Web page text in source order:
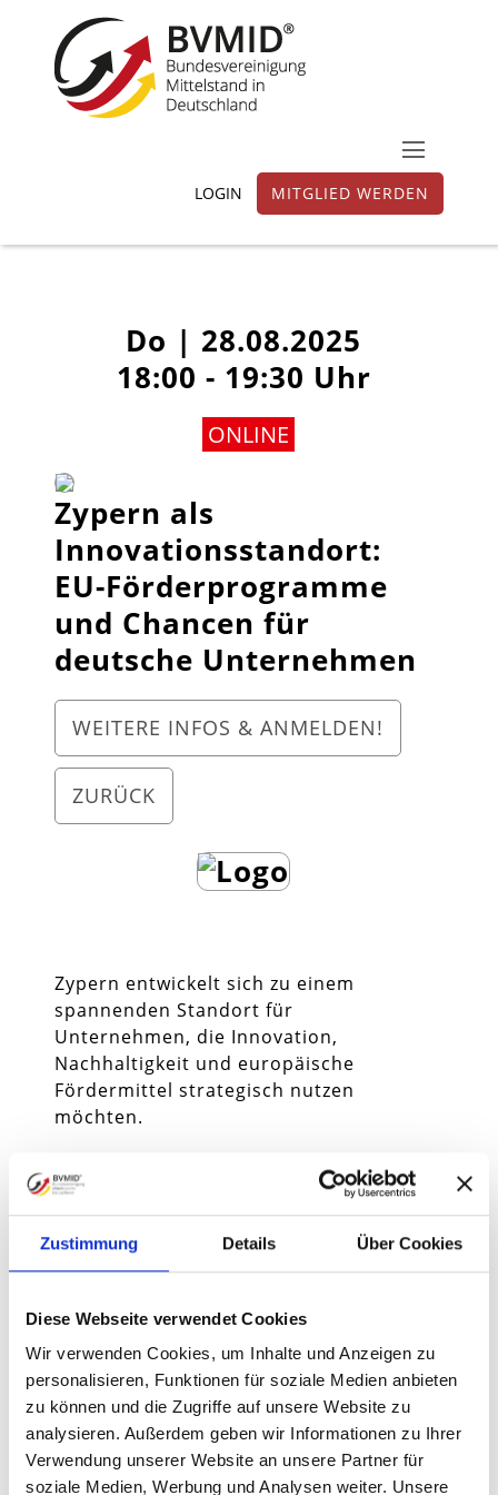
Zustimmung Details Über Cookies
Diese Webseite verwendet Cookies
Wir verwenden Cookies, um Inhalte und Anzeigen zu
personalisieren, Funktionen für soziale Medien anbieten
zu können und die Zugriffe auf unsere Website zu
analysieren. Außerdem geben wir Informationen zu Ihrer
Verwendung unserer Website an unsere Partner für
soziale Medien, Werbung und Analysen weiter. Unsere
MITGLIED WERDEN
LOGIN
Do | 28.08.2025
18:00 - 19:30 Uhr
ONLINE
Zypern als
Innovationsstandort:
EU-Förderprogramme
und Chancen für
deutsche Unternehmen
WEITERE INFOS & ANMELDEN!
ZURÜCK
Zypern entwickelt sich zu einem
spannenden Standort für
Unternehmen, die Innovation,
Nachhaltigkeit und europäische
Fördermittel strategisch nutzen
möchten.
𝐙𝐲𝐩𝐞𝐫𝐧 𝐚𝐥𝐬 𝐈𝐧𝐧𝐨𝐯𝐚𝐭𝐢𝐨𝐧𝐬𝐬𝐭𝐚𝐧𝐝𝐨𝐫𝐭:
Förderprogramme und Chancen für
Deutschland aus Zypern?
Zypern entwickelt sich zu einem
spannenden Standort für
Unternehmen, die Innovation,
Nachhaltigkeit und europäische
Fördermittel strategisch nutzen